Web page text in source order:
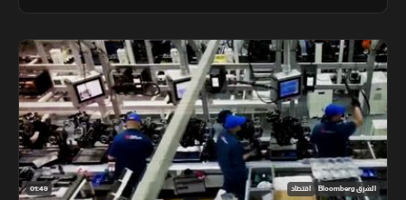
01:49 الشرق Bloomberg اقتصاد